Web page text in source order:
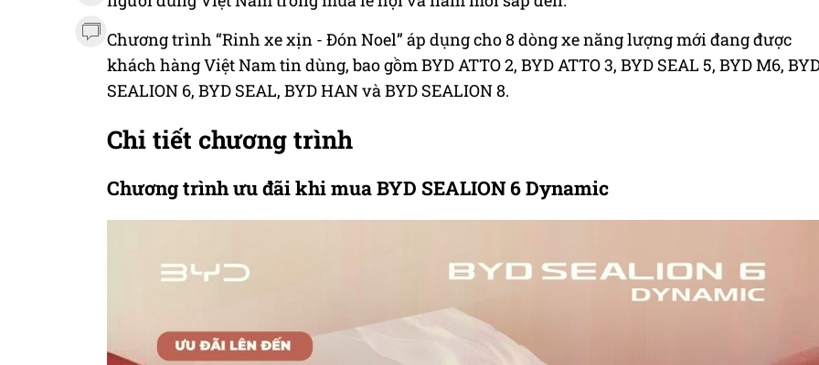
Chương trình “Rinh xe xịn - Đón Noel” áp dụng cho 8 dòng xe năng lượng mới đang được
khách hàng Việt Nam tin dùng, bao gồm BYD ATTO 2, BYD ATTO 3, BYD SEAL 5, BYD M6,
SEALION 6, BYD SEAL, BYD HAN và BYD SEALION 8.
Chi tiết chương trình
Chương trình ưu đãi khi mua BYD SEALION 6 Dynamic